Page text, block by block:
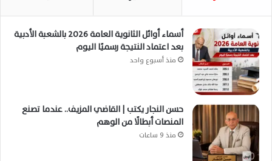
أسماء أوائل الثانوية العامة 2026 بالشعبة الأدبية
بعد اعتماد النتيجة رسميًا اليوم
منذ أسبوع واحد
حسن النجار يكتب | القاضي المزيف.. عندما تصنع
المنصات أبطالًا من الوهم
منذ 9 ساعات